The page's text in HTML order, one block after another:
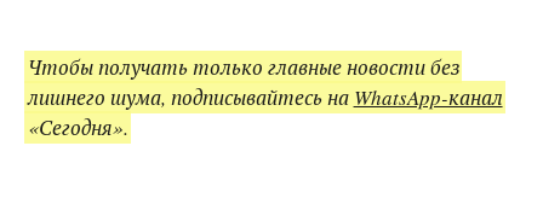
Чтобы получать только главные новости без
лишнего шума, подписывайтесь на WhatsApp-канал
«Сегодня».